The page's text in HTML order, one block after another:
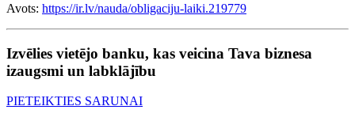
Avots: https://ir.lv/nauda/obligaciju-laiki.219779
Izvēlies vietējo banku, kas veicina Tava biznesa
izaugsmi un labklājību
PIETEIKTIES SARUNAI